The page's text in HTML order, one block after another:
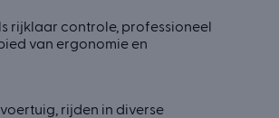
rijklaar controle, professioneel
van ergonomie en
rijden in diverse